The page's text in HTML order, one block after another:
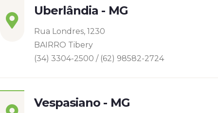
Uberlândia - MG
Rua Londres, 1230
BAIRRO Tibery
(34) 3304-2500 / (62) 98582-2724
Vespasiano - MG